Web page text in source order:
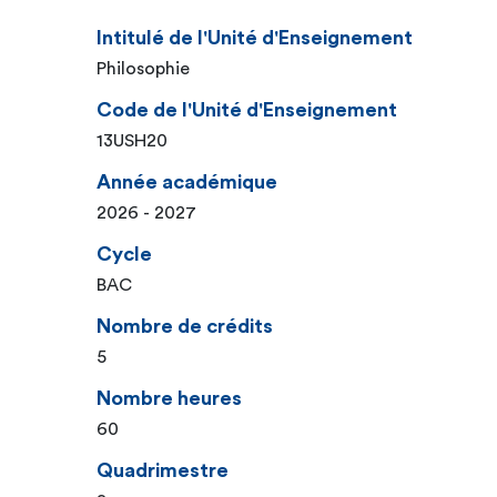
Intitulé de l'Unité d'Enseignement
Philosophie
Code de l'Unité d'Enseignement
13USH20
Année académique
2026 - 2027
Cycle
BAC
Nombre de crédits
5
Nombre heures
60
Quadrimestre